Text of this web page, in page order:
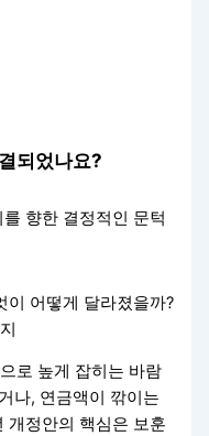
되었나요?
향한 결정적인 문턱
로 높게 잡히는 바람
나, 연금액이 깎이는
개정안의 핵심은 보훈